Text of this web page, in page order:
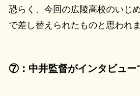
恐らく、今回の広陵高校のいじ
で差し替えられたものと思われま
⑦：中井監督がインタビュー